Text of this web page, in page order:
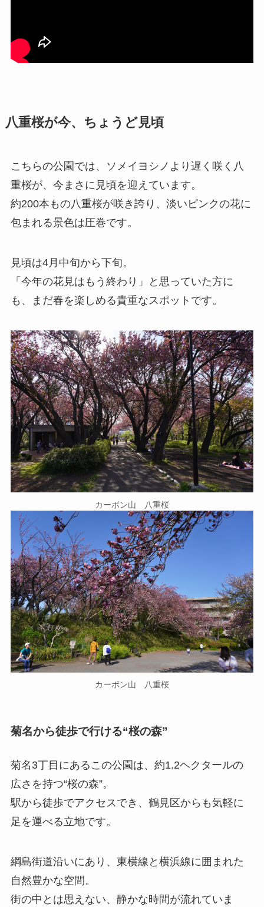
八重桜が今、ちょうど見頃
こちらの公園では、ソメイヨシノより遅く咲く八
重桜が、今まさに見頃を迎えています。
約200本もの八重桜が咲き誇り、淡いピンクの花に
包まれる景色は圧巻です。
見頃は4月中旬から下旬。
「今年の花見はもう終わり」と思っていた方に
も、まだ春を楽しめる貴重なスポットです。
カーボン山 八重桜
カーボン山 八重桜
菊名から徒歩で行ける“桜の森”
菊名3丁目にあるこの公園は、約1.2ヘクタールの
広さを持つ“桜の森”。
駅から徒歩でアクセスでき、鶴見区からも気軽に
足を運べる立地です。
綱島街道沿いにあり、東横線と横浜線に囲まれた
自然豊かな空間。
街の中とは思えない、静かな時間が流れていま